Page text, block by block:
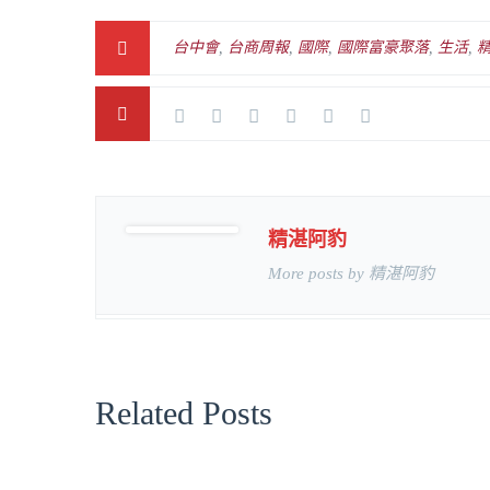
台中會, 台商周報, 國際, 國際富豪聚落, 生活,
精湛阿豹
More posts by 精湛阿豹
Related Posts